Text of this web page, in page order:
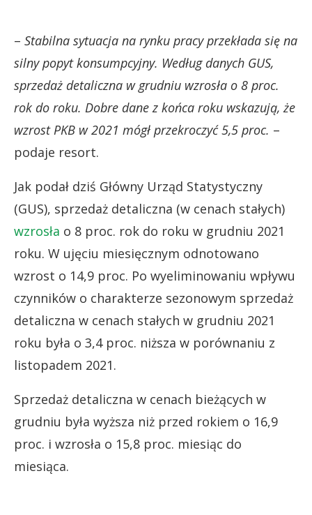
– Stabilna sytuacja na rynku pracy przekłada się na
silny popyt konsumpcyjny. Według danych GUS,
sprzedaż detaliczna w grudniu wzrosła o 8 proc.
rok do roku. Dobre dane z końca roku wskazują, że
wzrost PKB w 2021 mógł przekroczyć 5,5 proc. –
podaje resort.
Jak podał dziś Główny Urząd Statystyczny
(GUS), sprzedaż detaliczna (w cenach stałych)
wzrosła o 8 proc. rok do roku w grudniu 2021
roku. W ujęciu miesięcznym odnotowano
wzrost o 14,9 proc. Po wyeliminowaniu wpływu
czynników o charakterze sezonowym sprzedaż
detaliczna w cenach stałych w grudniu 2021
roku była o 3,4 proc. niższa w porównaniu z
listopadem 2021.
Sprzedaż detaliczna w cenach bieżących w
grudniu była wyższa niż przed rokiem o 16,9
proc. i wzrosła o 15,8 proc. miesiąc do
miesiąca.